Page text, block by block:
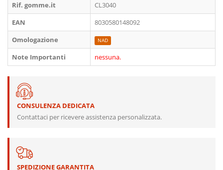
Rif. gomme.it
CL3040
EAN
8030580148092
Omologazione
NAD
Note Importanti nessuna.
CONSULENZA DEDICATA
Contattaci per ricevere assistenza personalizzata.
SPEDIZIONE GARANTITA